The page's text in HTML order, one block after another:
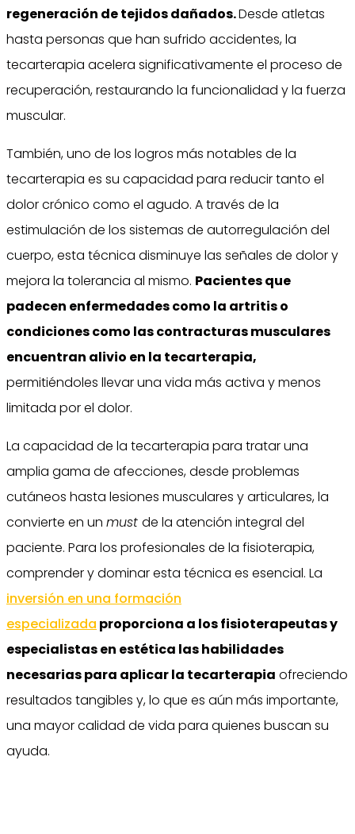
regeneración de tejidos dañados.Desde atletas
hasta personas que han sufrido accidentes, la
tecarterapia acelera significativamente el proceso de
recuperación, restaurando la funcionalidad y la fuerza
muscular.
También, uno de los logros más notables de la
tecarterapia es su capacidad para reducir tanto el
dolor crónico como el agudo. A través de la
estimulación de los sistemas de autorregulación del
cuerpo, esta técnica disminuye las señales de dolor y
mejora la tolerancia al mismo. Pacientes que
padecen enfermedades como la artritis o
condiciones como las contracturas musculares
encuentran alivio en la tecarterapia,
permitiéndoles llevar una vida más activa y menos
limitada por el dolor.
La capacidad de la tecarterapia para tratar una
amplia gama de afecciones, desde problemas
cutáneos hasta lesiones musculares y articulares, la
convierte en un must de la atención integral del
paciente. Para los profesionales de la fisioterapia,
comprender y dominar esta técnica es esencial. La
inversión en una formación
especializada proporciona a los fisioterapeutas y
especialistas en estética las habilidades
necesarias para aplicar la tecarterapia ofreciendo
resultados tangibles y, lo que es aún más importante,
una mayor calidad de vida para quienes buscan su
ayuda.